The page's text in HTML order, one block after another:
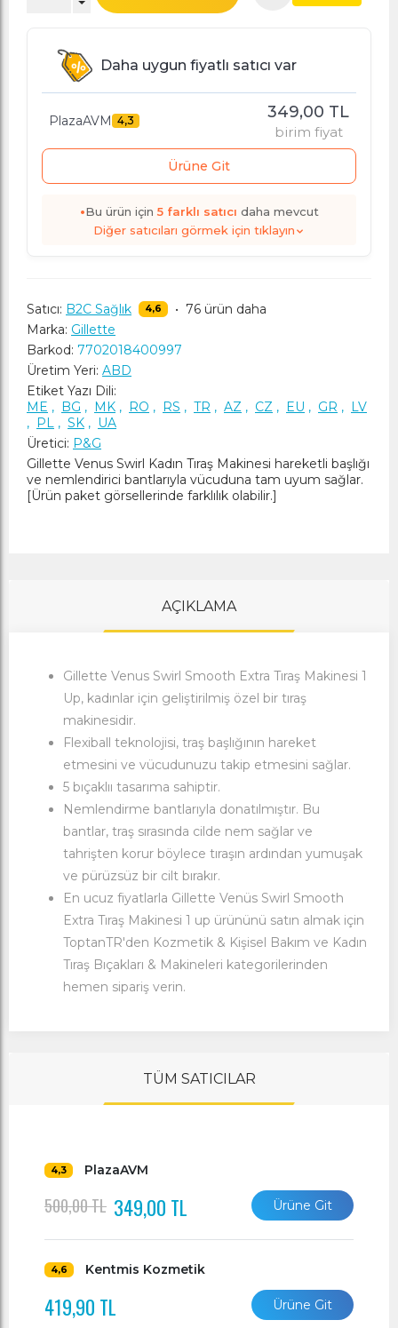
Daha uygun fiyatlı satıcı var
PlazaAVM 4,3 349,00 TL
birim fiyat
Ürüne Git
•Bu ürün için 5farklı satıcı daha mevcut
Diğer satıcıları görmek için tıklayın
Satıcı: B2C Sağlık 4,6 • 76 ürün daha
Marka: Gillette
Barkod: 7702018400997
Üretim Yeri: ABD
Etiket Yazı Dili:
ME , BG , MK , RO , RS , TR , AZ , CZ , EU , GR , LV
, PL , SK , UA
Üretici: P&G
Gillette Venus Swirl Kadın Tıraş Makinesi hareketli başlığı
ve nemlendirici bantlarıyla vücuduna tam uyum sağlar.
[Ürün paket görsellerinde farklılık olabilir.]
AÇIKLAMA
Gillette Venus Swirl Smooth Extra Tıraş Makinesi 1
Up, kadınlar için geliştirilmiş özel bir tıraş
makinesidir.
Flexiball teknolojisi, traş başlığının hareket
etmesini ve vücudunuzu takip etmesini sağlar.
5 bıçaklıı tasarıma sahiptir.
Nemlendirme bantlarıyla donatılmıştır. Bu
bantlar, traş sırasında cilde nem sağlar ve
tahrişten korur böylece tıraşın ardından yumuşak
ve pürüzsüz bir cilt bırakır.
En ucuz fiyatlarla Gillette Venüs Swirl Smooth
Extra Tıraş Makinesi 1 up ürününü satın almak için
ToptanTR'den Kozmetik & Kişisel Bakım ve Kadın
Tıraş Bıçakları & Makineleri kategorilerinden
hemen sipariş verin.
TÜM SATICILAR
4,3 PlazaAVM
500,00 TL 349,00 TL Ürüne Git
4,6 Kentmis Kozmetik
419,90 TL Ürüne Git